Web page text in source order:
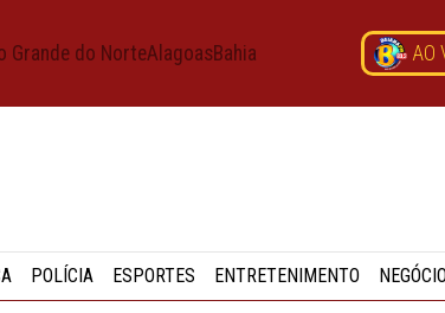
Grande do NorteAlagoasBahia AO
POLÍCIA ESPORTES ENTRETENIMENTO